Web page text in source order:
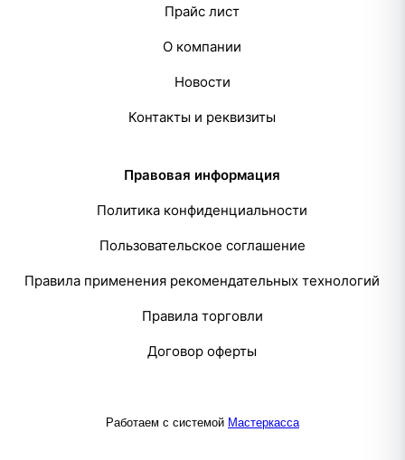
Прайс лист
О компании
Новости
Контакты и реквизиты
Правовая информация
Политика конфиденциальности
Пользовательское соглашение
Правила применения рекомендательных технологий
Правила торговли
Договор оферты
Работаем с системой Мастеркасса